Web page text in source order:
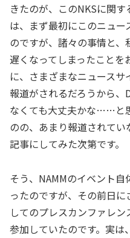
きたのが、このNKSに関
は、まず最初にこのニュ
のですが、諸々の事情と
遅くなってしまったことを
に、さまざまなニュース
報道がされるだろうから
なくても大丈夫かな……と
のの、あまり報道されて
記事にしてみた次第です。
そう、NAMMのイベント
ったのですが、その前日
してのプレスカンファレ
参加していたのです。実